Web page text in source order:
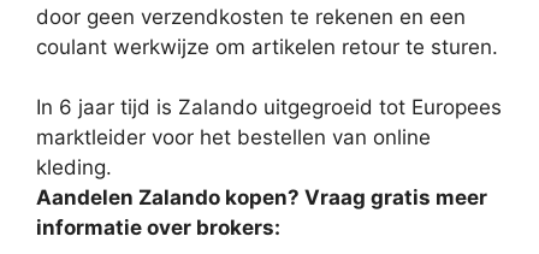
door geen verzendkosten te rekenen en een
coulant werkwijze om artikelen retour te sturen.
In 6 jaar tijd is Zalando uitgegroeid tot Europees
marktleider voor het bestellen van online
kleding.
Aandelen Zalando kopen? Vraag gratis meer
informatie over brokers: